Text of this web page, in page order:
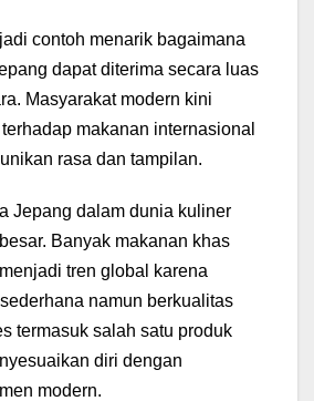
contoh menarik bagaimana
dapat diterima secara luas
Masyarakat modern kini
makanan internasional
rasa dan tampilan.
Jepang dalam dunia kuliner
Banyak makanan khas
tren global karena
namun berkualitas
termasuk salah satu produk
diri dengan
modern.